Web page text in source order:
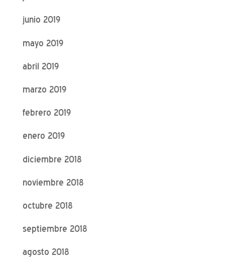
junio 2019
mayo 2019
abril 2019
marzo 2019
febrero 2019
enero 2019
diciembre 2018
noviembre 2018
octubre 2018
septiembre 2018
agosto 2018